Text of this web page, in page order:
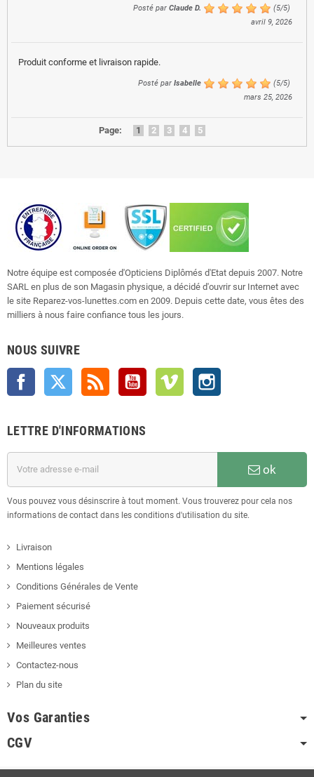
Posté par Claude D. (5/5)
avril 9, 2026
Produit conforme et livraison rapide.
Posté par Isabelle (5/5)
mars 25, 2026
Page: 1 2 3 4 5
Notre équipe est composée d'Opticiens Diplômés d'Etat depuis 2007. Notre
SARL en plus de son Magasin physique, a décidé d'ouvrir sur Internet avec
le site Reparez-vos-lunettes.com en 2009. Depuis cette date, vous êtes des
milliers à nous faire confiance tous les jours.
NOUS SUIVRE
Facebook Twitter Rss YouTube Vimeo
LETTRE D'INFORMATIONS
ok
Vous pouvez vous désinscrire à tout moment. Vous trouverez pour cela nos
informations de contact dans les conditions d'utilisation du site.
Livraison
Mentions légales
Conditions Générales de Vente
Paiement sécurisé
Nouveaux produits
Meilleures ventes
Contactez-nous
Plan du site
Vos Garanties
CGV